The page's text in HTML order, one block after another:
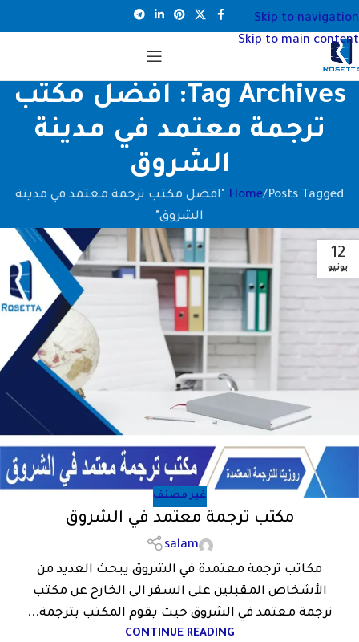
Skip to navigation
Skip to main content
Tag Archives: افضل مكتب
ترجمة معتمد في مدينة
الشروق
Home Posts Tagged "افضل مكتب ترجمة معتمد في مدينة
الشروق"
12
يونيو
غير مصنف
مكتب ترجمة معتمد في الشروق
salam
مكاتب ترجمة معتمدة في الشروق يبحث العديد من
الأشخاص المقبلين على السفر الى الخارج عن مكتب
ترجمة معتمد في الشروق حيث يقوم المكتب بترجمة...
CONTINUE READING